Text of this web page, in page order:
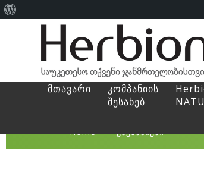
მთავარი
კომპანიის
შესახებ
Home > ვაკანსიები
WordPress